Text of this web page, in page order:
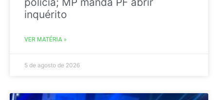
inquérito
VER MATÉRIA »
5 de agosto de 2026